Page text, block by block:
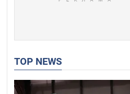
TOP NEWS